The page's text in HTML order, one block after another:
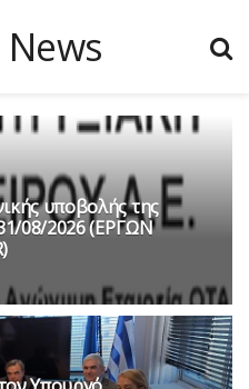
υποβολής της
08/2026 (ΕΡΓΩΝ